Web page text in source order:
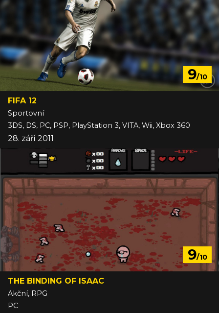
9/10
FIFA 12
Sportovní
3DS, DS, PC, PSP, PlayStation 3, VITA, Wii, Xbox 360
28. září 2011
9/10
THE BINDING OF ISAAC
Akční, RPG
PC